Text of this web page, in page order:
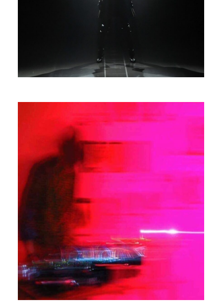
PROFILE
Leon Kamiya
Art Director, Graphic Artist
PROFILE